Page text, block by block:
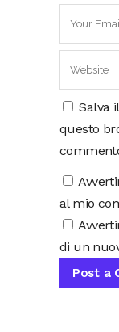
Salva
questo
al mio
di un